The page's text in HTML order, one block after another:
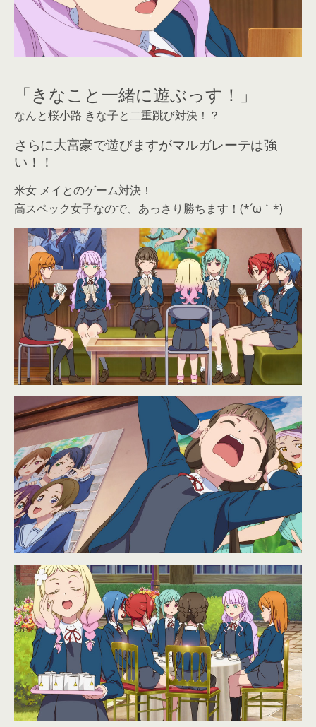
「きなこと一緒に遊ぶっす！」
なんと桜小路 きな子と二重跳び対決！？
さらに大富豪で遊びますがマルガレーテは強
い！！
米女 メイとのゲーム対決！
高スペック女子なので、あっさり勝ちます！(*´ω｀*)